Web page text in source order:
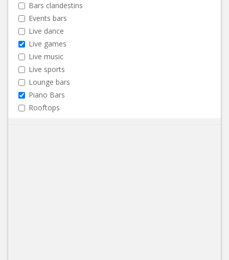
Bars clandestins
Events bars
Live dance
Live games
Live music
Live sports
Lounge bars
Piano Bars
Rooftops